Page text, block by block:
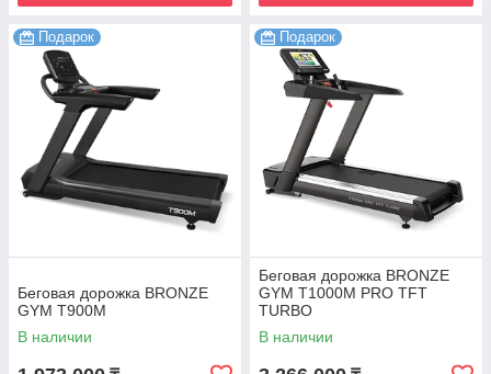
Подарок
Беговая дорожка BRONZE
GYM T900M
В наличии
Подарок
Беговая дорожка BRONZE
GYM T1000M PRO TFT
TURBO
В наличии